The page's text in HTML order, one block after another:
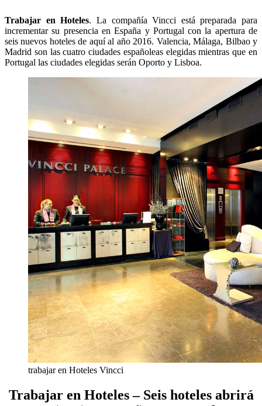
Trabajar en Hoteles. La compañía Vincci está preparada para
incrementar su presencia en España y Portugal con la apertura de
seis nuevos hoteles de aquí al año 2016. Valencia, Málaga, Bilbao y
Madrid son las cuatro ciudades españoleas elegidas mientras que en
Portugal las ciudades elegidas serán Oporto y Lisboa.
trabajar en Hoteles Vincci
Trabajar en Hoteles – Seis hoteles abrirá